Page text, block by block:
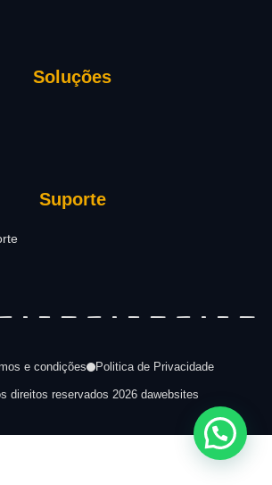
Soluções
Suporte
e condições Politica de Privacidade
direitos reservados 2026 dawebsites